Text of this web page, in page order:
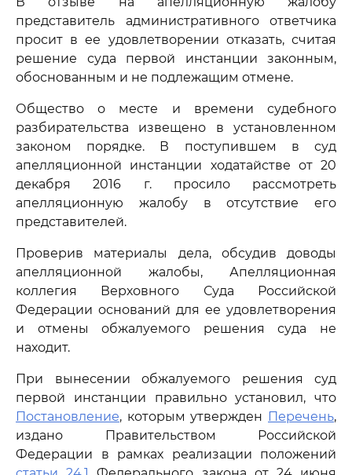
представитель административного ответчика
просит в ее удовлетворении отказать, считая
решение суда первой инстанции законным,
обоснованным и не подлежащим отмене.
Общество о месте и времени судебного
разбирательства извещено в установленном
законом порядке. В поступившем в суд
апелляционной инстанции ходатайстве от 20
декабря 2016 г. просило рассмотреть
апелляционную жалобу в отсутствие его
представителей.
Проверив материалы дела, обсудив доводы
апелляционной жалобы, Апелляционная
коллегия Верховного Суда Российской
Федерации оснований для ее удовлетворения
и отмены обжалуемого решения суда не
находит.
При вынесении обжалуемого решения суд
первой инстанции правильно установил, что
Постановление, которым утвержден Перечень,
издано Правительством Российской
Федерации в рамках реализации положений